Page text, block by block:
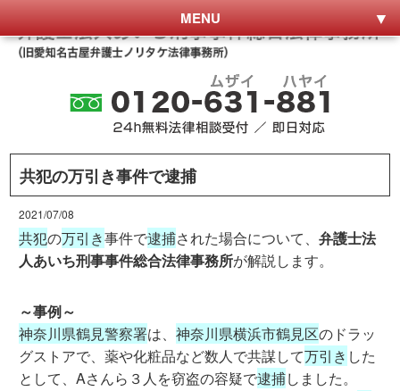
MENU
共犯の万引き事件で逮捕
2021/07/08
共犯の万引き事件で逮捕された場合について、弁護士法
人あいち刑事事件総合法律事務所が解説します。
～事例～
神奈川県鶴見警察署は、神奈川県横浜市鶴見区のドラッ
グストアで、薬や化粧品など数人で共謀して万引き した
として、Aさんら３人を窃盗の容疑で逮捕しました。